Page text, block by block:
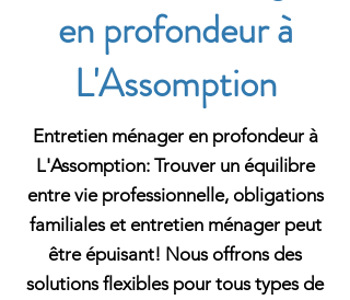
en profondeur à
L'Assomption
Entretien ménager en profondeur à
L'Assomption: Trouver un équilibre
entre vie professionnelle, obligations
familiales et entretien ménager peut
être épuisant! Nous offrons des
solutions flexibles pour tous types de